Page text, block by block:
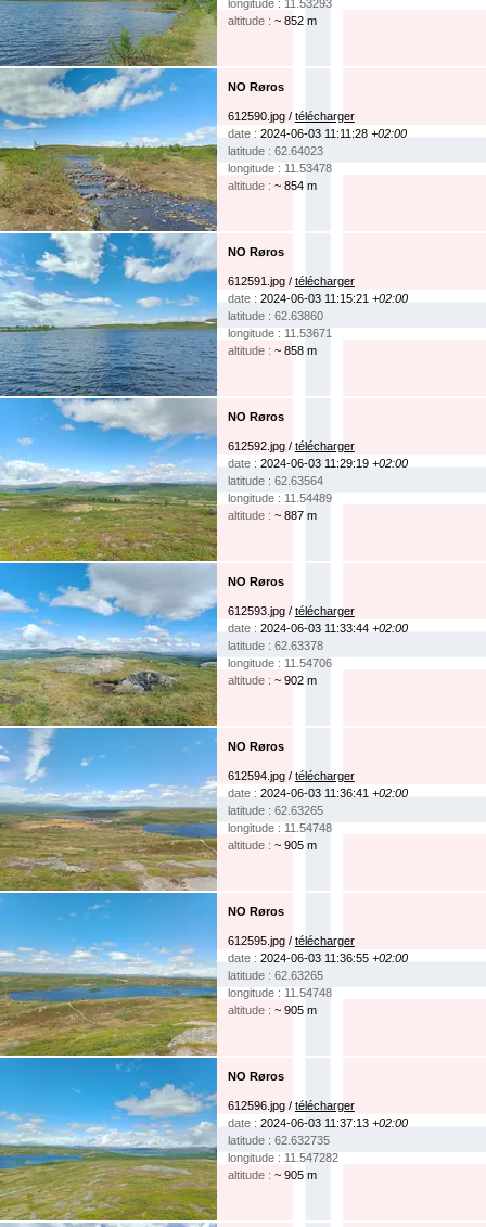
longitude : 11.53293
altitude : ~ 852 m
NO Røros
612590.jpg / télécharger
date : 2024-06-03 11:11:28 +02:00
latitude : 62.64023
longitude : 11.53478
altitude : ~ 854 m
NO Røros
612591.jpg / télécharger
date : 2024-06-03 11:15:21 +02:00
latitude : 62.63860
longitude : 11.53671
altitude : ~ 858 m
NO Røros
612592.jpg / télécharger
date : 2024-06-03 11:29:19 +02:00
latitude : 62.63564
longitude : 11.54489
altitude : ~ 887 m
NO Røros
612593.jpg / télécharger
date : 2024-06-03 11:33:44 +02:00
latitude : 62.63378
longitude : 11.54706
altitude : ~ 902 m
NO Røros
612594.jpg / télécharger
date : 2024-06-03 11:36:41 +02:00
latitude : 62.63265
longitude : 11.54748
altitude : ~ 905 m
NO Røros
612595.jpg / télécharger
date : 2024-06-03 11:36:55 +02:00
latitude : 62.63265
longitude : 11.54748
altitude : ~ 905 m
NO Røros
612596.jpg / télécharger
date : 2024-06-03 11:37:13 +02:00
latitude : 62.632735
longitude : 11.547282
altitude : ~ 905 m